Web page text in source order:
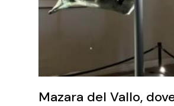
Mazara del Vallo,